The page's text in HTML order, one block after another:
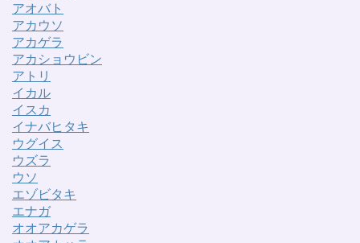
アオバト
アカウソ
アカゲラ
アカショウビン
アトリ
イカル
イスカ
イナバヒタキ
ウグイス
ウズラ
ウソ
エゾビタキ
エナガ
オオアカゲラ